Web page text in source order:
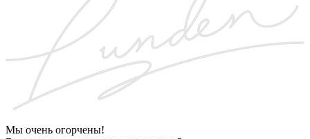
Мы очень огорчены!